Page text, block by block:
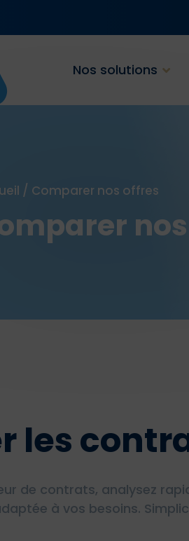
Nos solutions
/ Comparer nos offres
les
de contrats, analysez
à vos besoins.